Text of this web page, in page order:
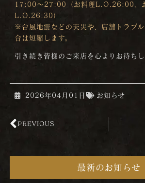
17:00～27:00（お料理L.O.26:00、
L.O.26:30）
※台風地震などの天災や、店舗トラブ
合は短縮します。
引き続き皆様のご来店を心よりお待ちし
2026年04月01日 お知らせ
PREVIOUS
最新のお知らせ